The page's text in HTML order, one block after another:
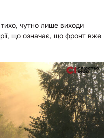
чутно лише виходи
що означає, що фронт вже